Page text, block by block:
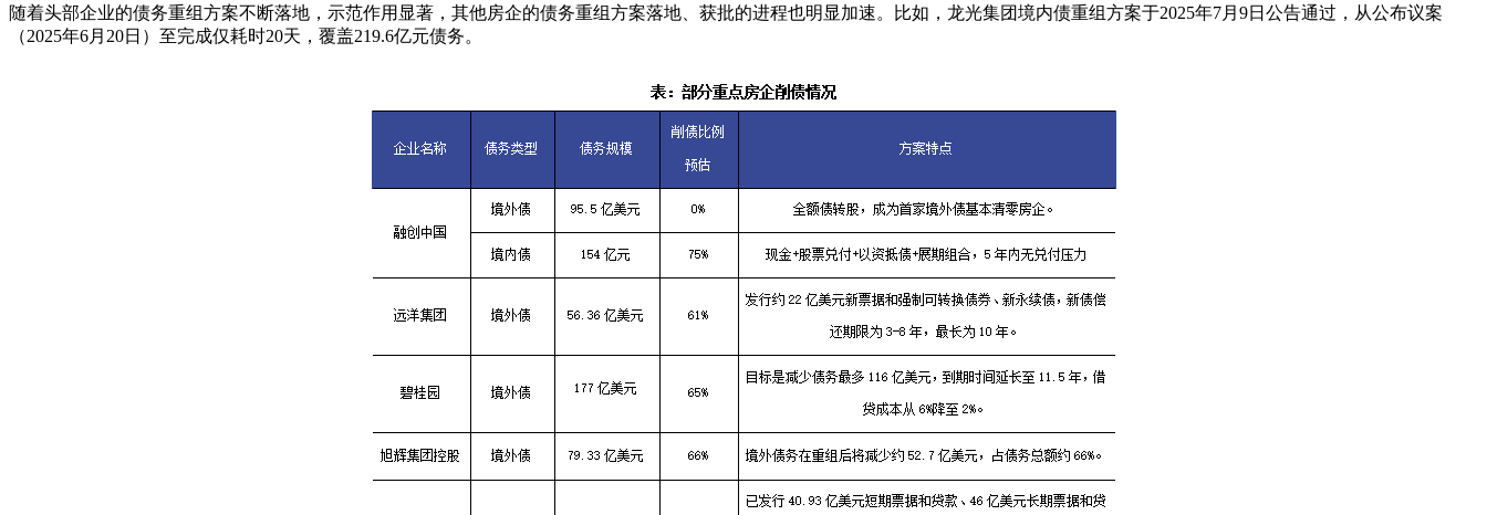
随着头部企业的债务重组方案不断落地，示范作用显著，其他房企的债务重组方案落地、获批的进程也明显加速。比如，龙光集团境内债重组方案于2025年7月9日公告通过，从公布议案
（2025年6月20日）至完成仅耗时20天，覆盖219.6亿元债务。